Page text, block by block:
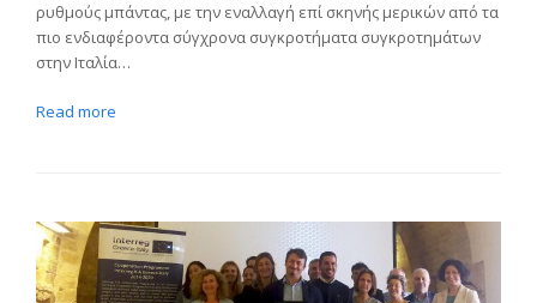
ρυθμούς μπάντας, με την εναλλαγή επί σκηνής μερικών από τα
πιο ενδιαφέροντα σύγχρονα συγκροτήματα συγκροτημάτων
στην Ιταλία…
Read more